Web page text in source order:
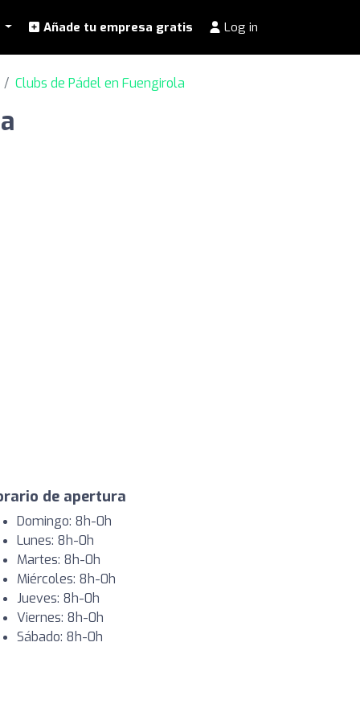
Añade tu empresa gratis Log in
Clubs de Pádel en Fuengirola
de apertura
Domingo: 8h-0h
Lunes: 8h-0h
Martes: 8h-0h
Miércoles: 8h-0h
Jueves: 8h-0h
Viernes: 8h-0h
Sábado: 8h-0h